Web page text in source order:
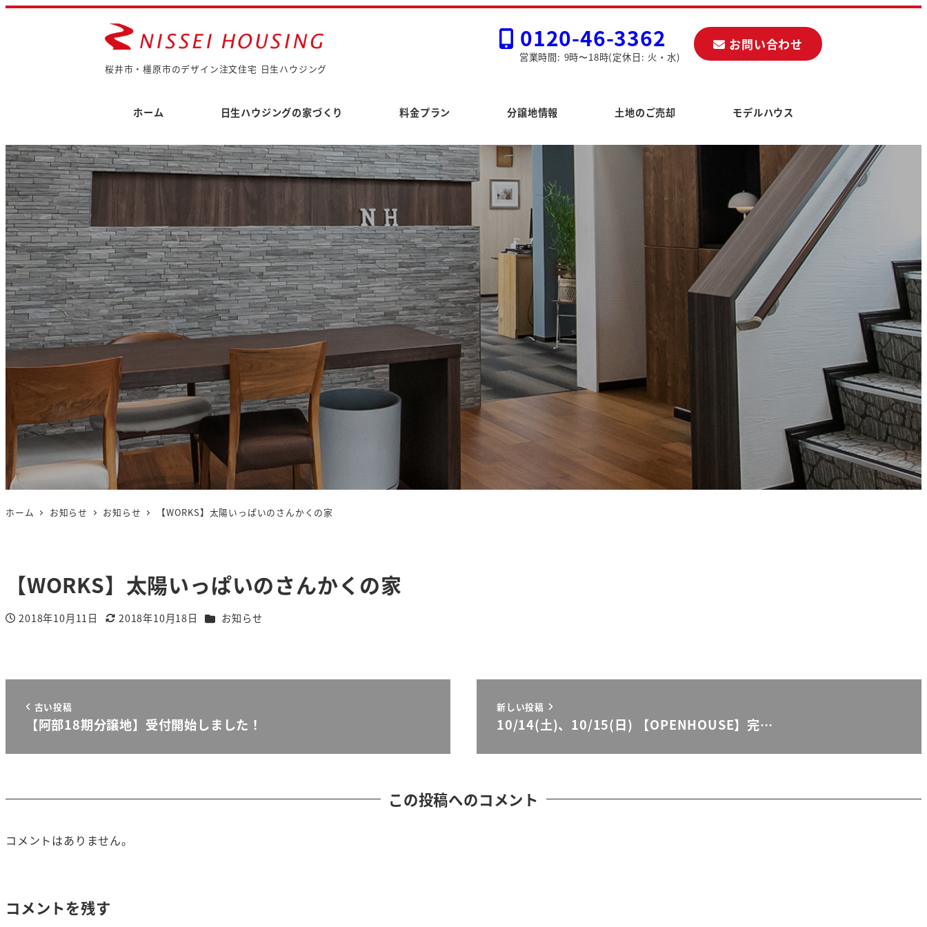
桜井市・橿原市のデザイン注文住宅 日生ハウジング
0120-46-3362
営業時間: 9時〜18時(定休日: 火・水)
お問い合わせ
ホーム 日生ハウジングの家づくり 料金プラン 分譲地情報 土地のご売却 モデルハウス
ホーム お知らせ お知らせ 【WORKS】太陽いっぱいのさんかくの家
【WORKS】太陽いっぱいのさんかくの家
投稿日
2018年10月11日
更新日
2018年10月18日 カテゴリー
お知らせ
古い投稿
【阿部18期分譲地】受付開始しました！
新しい投稿
10/14(土)、10/15(日) 【OPENHOUSE】完…
この投稿へのコメント
コメントはありません。
コメントを残す